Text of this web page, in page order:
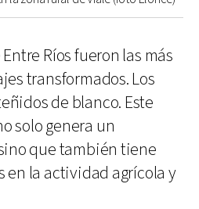
Ríos fueron las más
transformados. Los
de blanco. Este
solo genera un
que también tiene
en la actividad agrícola y